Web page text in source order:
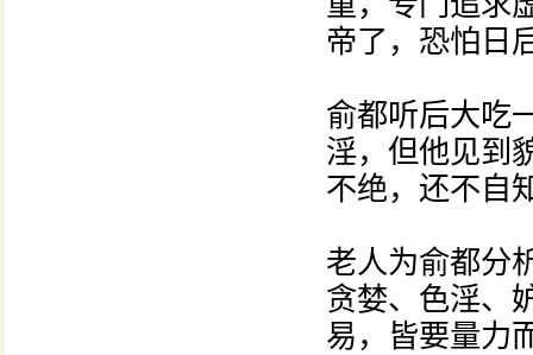
帝了，恐怕日
俞都听后大吃
淫，但他见到
不绝，还不自
老人为俞都分
贪婪、色淫、
易，皆要量力